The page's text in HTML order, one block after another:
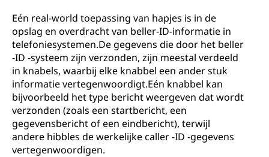
Eén real-world toepassing van hapjes is in de
opslag en overdracht van beller-ID-informatie in
telefoniesystemen.De gegevens die door het beller
-ID -systeem zijn verzonden, zijn meestal verdeeld
in knabels, waarbij elke knabbel een ander stuk
informatie vertegenwoordigt.Eén knabbel kan
bijvoorbeeld het type bericht weergeven dat wordt
verzonden (zoals een startbericht, een
gegevensbericht of een eindbericht), terwijl
andere hibbles de werkelijke caller -ID -gegevens
vertegenwoordigen.